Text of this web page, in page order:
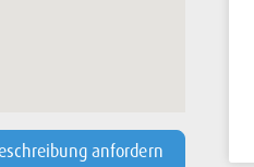
anfordern